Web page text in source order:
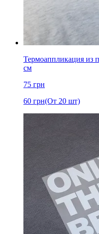
Термоаппликация из
см
75 грн
60 грн(От 20 шт)